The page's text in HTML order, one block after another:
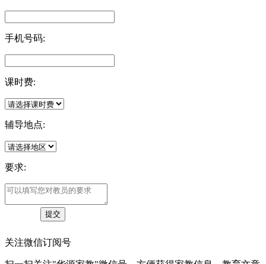
手机号码:
课时费:
辅导地点:
要求:
关注微信订阅号